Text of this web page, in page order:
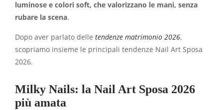
luminose e colori soft, che valorizzano le mani, senza
rubare la scena.
Dopo aver parlato delle tendenze matrimonio 2026,
scopriamo insieme le principali tendenze Nail Art Sposa
2026.
Milky Nails: la Nail Art Sposa 2026
più amata